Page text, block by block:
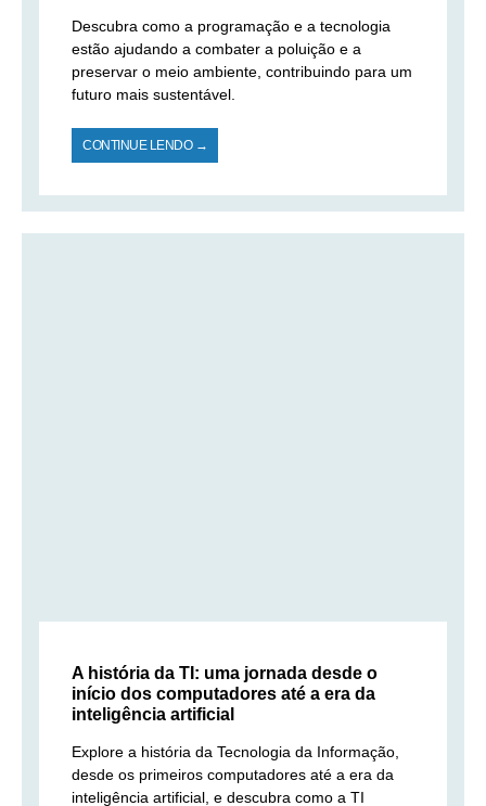
Descubra como a programação e a tecnologia
estão ajudando a combater a poluição e a
preservar o meio ambiente, contribuindo para um
futuro mais sustentável.
CONTINUE LENDO →
A história da TI: uma jornada desde o
início dos computadores até a era da
inteligência artificial
Explore a história da Tecnologia da Informação,
desde os primeiros computadores até a era da
inteligência artificial, e descubra como a TI